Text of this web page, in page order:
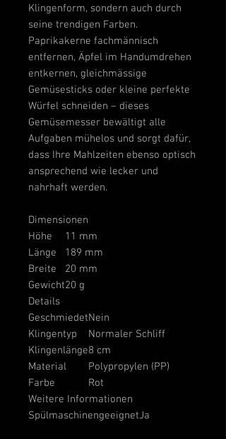
Klingenform, sondern auch durch
seine trendigen Farben.
Paprikakerne fachmännisch
entfernen, Äpfel im Handumdrehen
entkernen, gleichmässige
Gemüsesticks oder kleine perfekte
Würfel schneiden – dieses
Gemüsemesser bewältigt alle
Aufgaben mühelos und sorgt dafür,
dass Ihre Mahlzeiten ebenso optisch
ansprechend wie lecker und
nahrhaft werden.
Dimensionen
Höhe
11 mm
Länge
189 mm
Breite
20 mm
Gewicht20 g
Details
GeschmiedetNein
Klingentyp
Normaler Schliff
Klingenlänge8 cm
Material
Polypropylen (PP)
Farbe
Rot
Weitere Informationen
SpülmaschinengeeignetJa